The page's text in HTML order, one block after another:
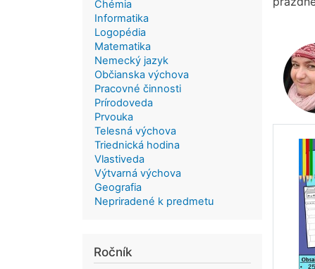
Chémia
Informatika
Logopédia
Matematika
Nemecký jazyk
Občianska výchova
Pracovné činnosti
Prírodoveda
Prvouka
Telesná výchova
Triednická hodina
Vlastiveda
Výtvarná výchova
Geografia
Nepriradené k predmetu
Ročník